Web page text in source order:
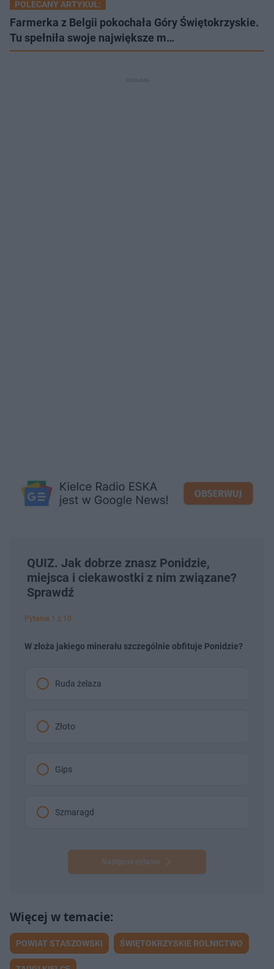
POLECANY ARTYKUŁ:
Farmerka z Belgii pokochała Góry Świętokrzyskie.
Tu spełniła swoje największe m…
QUIZ. Jak dobrze znasz Ponidzie,
miejsca i ciekawostki z nim związane?
Sprawdź
Pytanie 1 z 10
W złoża jakiego minerału szczególnie obfituje Ponidzie?
Ruda żelaza
Złoto
Gips
Szmaragd
Następne pytanie
POWIAT STASZOWSKI ŚWIĘTOKRZYSKIE ROLNICTWO